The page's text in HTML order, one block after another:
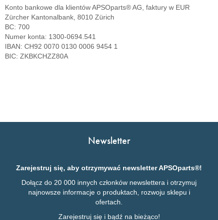
Konto bankowe dla klientów APSOparts® AG, faktury w EUR
Zürcher Kantonalbank, 8010 Zürich
BC: 700
Numer konta: 1300-0694.541
IBAN: CH92 0070 0130 0006 9454 1
BIC: ZKBKCHZZ80A
Newsletter
Zarejestruj się, aby otrzymywać newsletter APSOparts®!
Dołącz do 20 000 innych członków newslettera i otrzymuj
najnowsze informacje o produktach, rozwoju sklepu i
ofertach.
Zarejestruj się i bądź na bieżąco!